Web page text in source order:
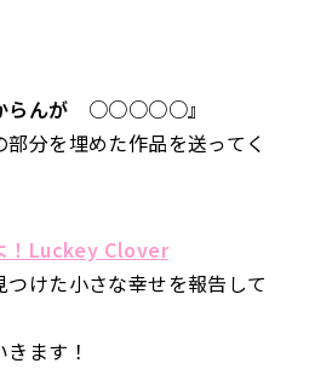
らんが ○○○○○』
分を埋めた作品を送ってく
！Luckey Clover
けた小さな幸せを報告して
ます！